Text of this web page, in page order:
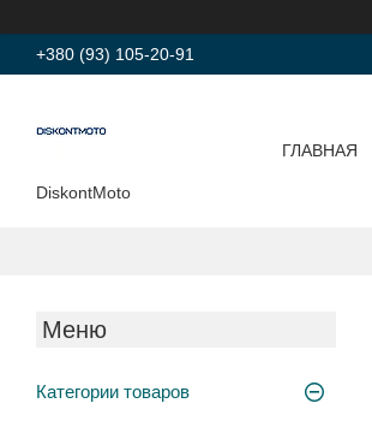
+380 (93) 105-20-91
DiskontMoto
ГЛАВНАЯ
Категории товаров